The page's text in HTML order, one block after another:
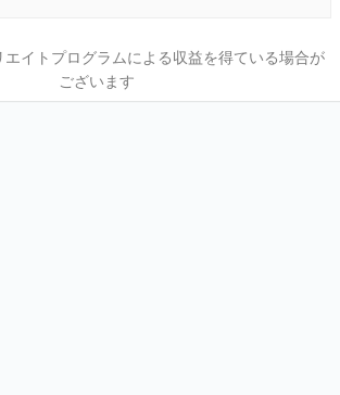
イトプログラムによる収益を得ている場合が
ございます